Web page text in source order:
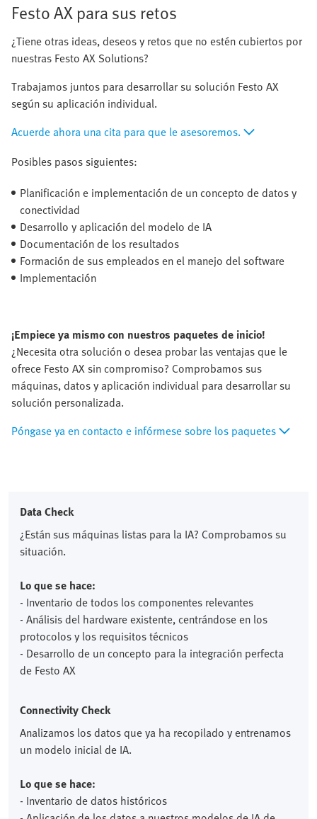
Festo AX para sus retos
¿Tiene otras ideas, deseos y retos que no estén cubiertos por
nuestras Festo AX Solutions?
Trabajamos juntos para desarrollar su solución Festo AX
según su aplicación individual.
Acuerde ahora una cita para que le asesoremos.
Posibles pasos siguientes:
Planificación e implementación de un concepto de datos y
conectividad
Desarrollo y aplicación del modelo de IA
Documentación de los resultados
Formación de sus empleados en el manejo del software
Implementación
¡Empiece ya mismo con nuestros paquetes de inicio!
¿Necesita otra solución o desea probar las ventajas que le
ofrece Festo AX sin compromiso? Comprobamos sus
máquinas, datos y aplicación individual para desarrollar su
solución personalizada.
Póngase ya en contacto e infórmese sobre los paquetes
Data Check
¿Están sus máquinas listas para la IA? Comprobamos su
situación.
Lo que se hace:
- Inventario de todos los componentes relevantes
- Análisis del hardware existente, centrándose en los
protocolos y los requisitos técnicos
- Desarrollo de un concepto para la integración perfecta
de Festo AX
Connectivity Check
Analizamos los datos que ya ha recopilado y entrenamos
un modelo inicial de IA.
Lo que se hace:
- Inventario de datos históricos